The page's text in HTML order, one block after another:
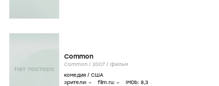
Common
Common / 2007 / фильм
комедия / США
зрители: – film.ru: – IMDb: 8,3